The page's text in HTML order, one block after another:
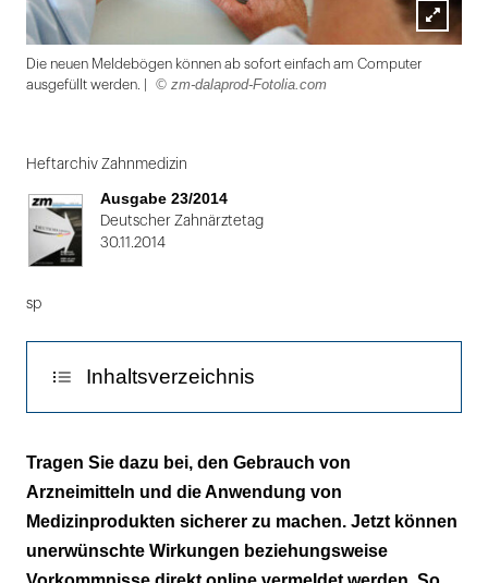
Lightbox
öffnen
Die neuen Meldebögen können ab sofort einfach am Computer
ausgefüllt werden. |
© zm-dalaprod-Fotolia.com
1
von
2:
Die
Meldebögen
können
am
Computer
ausgefüllt
werden.
|
Heftarchiv Zahnmedizin
Ausgabe 23/2014
Deutscher Zahnärztetag
30.11.2014
sp
Inhaltsverzeichnis
Online öffnen, ausfüllen, per Mausklick
versenden
UAW oder ein Vorkommnis mit einem
Medizinprodukt
Tragen Sie dazu bei, den Gebrauch von
Arzneimitteln und die Anwendung von
Medizinprodukten sicherer zu machen. Jetzt können
unerwünschte Wirkungen beziehungsweise